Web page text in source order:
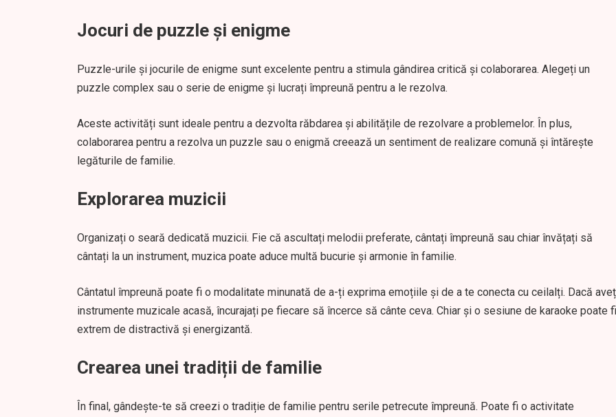
Jocuri de puzzle și enigme
Puzzle-urile și jocurile de enigme sunt excelente pentru a stimula gândirea critică și colaborarea. Alegeți un
puzzle complex sau o serie de enigme și lucrați împreună pentru a le rezolva.
Aceste activități sunt ideale pentru a dezvolta răbdarea și abilitățile de rezolvare a problemelor. În plus,
colaborarea pentru a rezolva un puzzle sau o enigmă creează un sentiment de realizare comună și întărește
legăturile de familie.
Explorarea muzicii
Organizați o seară dedicată muzicii. Fie că ascultați melodii preferate, cântați împreună sau chiar învățați să
cântați la un instrument, muzica poate aduce multă bucurie și armonie în familie.
Cântatul împreună poate fi o modalitate minunată de a-ți exprima emoțiile și de a te conecta cu ceilalți. Dacă
instrumente muzicale acasă, încurajați pe fiecare să încerce să cânte ceva. Chiar și o sesiune de karaoke poate fi
extrem de distractivă și energizantă.
Crearea unei tradiții de familie
În final, gândește-te să creezi o tradiție de familie pentru serile petrecute împreună. Poate fi o activitate